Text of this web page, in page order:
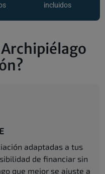
incluidos
adaptadas a tus
de financiar sin
que mejor se ajuste a